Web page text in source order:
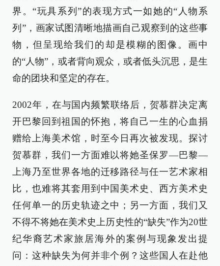
界。“玩具系列”的表现方式一如她的“人物系
列”，画家试图清晰地描画自己观察到的这些事
物，但呈现给我们的却是模糊的图像。画中
的“人物”，或者背向观众，或者低头沉思，是生
命的团块和坚定的存在。
2002年，在与国内频繁联络后，贺慕群决定离
开巴黎回到祖国的怀抱，将自己一生的心血捐
赠给上海美术馆，时至今日再次被发现。探讨
贺慕群，我们一方面难以将她圣保罗—巴黎—
上海乃至世界各地的迁移路径与任一艺术家相
比，也难将其套用到中国美术史、西方美术史
任何单一的历史轨迹之中；另一方面，我们又
不得不将她在美术史上历史性的“缺失”作为20世
纪华裔艺术家旅居海外的案例与现象发出提
问：这种缺失为何并非个例？这些国人在赴他